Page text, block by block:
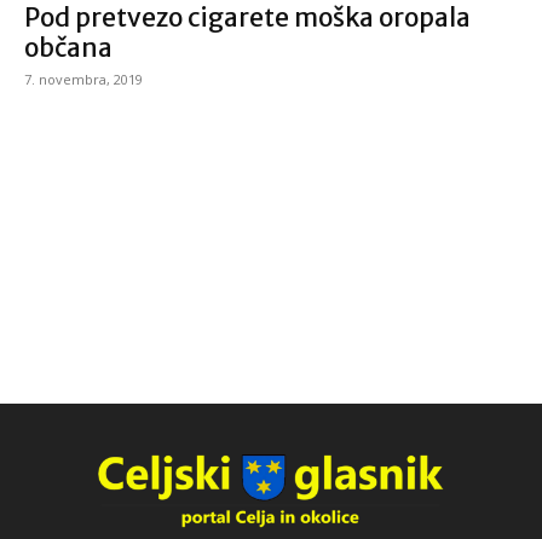
Pod pretvezo cigarete moška oropala
občana
7. novembra, 2019